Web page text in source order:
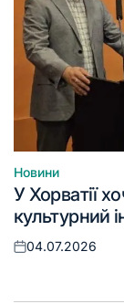
Опублікувати
у
Новини
У Хорватії
культурний
Оприлюднено
04.07.2026